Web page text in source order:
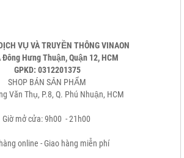
VỤ VÀ TRUYỀN THÔNG VINAON
Đông Hưng Thuận, Quận 12, HCM
GPKD: 0312201375
SHOP BÁN SẢN PHẨM
Văn Thụ, P.8, Q. Phú Nhuận, HCM
Giờ mở cửa: 9h00 - 21h00
online - Giao hàng miễn phí